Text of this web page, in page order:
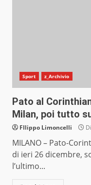
Sport z_Archivio
Pato al
Milan, poi tutto
FIlippo Limoncelli
MILANO – Pato-
di ieri 26 dicembre,
l’ultimo...